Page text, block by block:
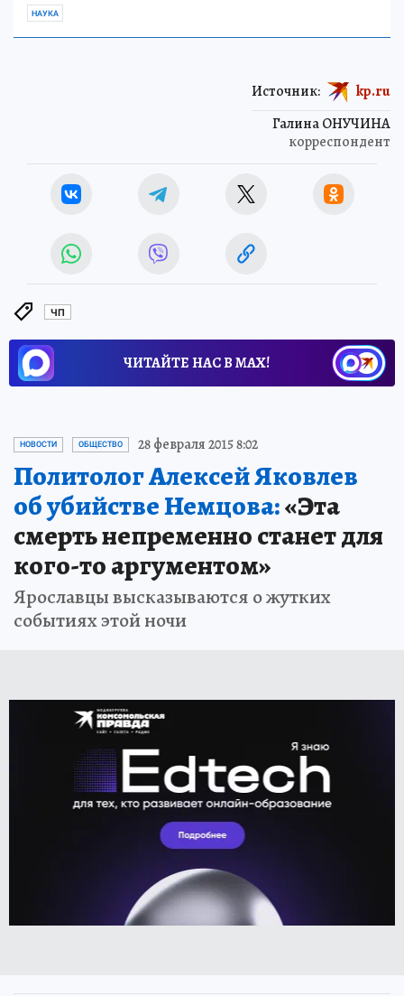
НАУКА
Галина ОНУЧИНА
корреспондент
Источник: kp.ru
ЧП
ЧИТАЙТЕ НАС В МАХ!
НОВОСТИ ОБЩЕСТВО 28 февраля 2015 8:02
Политолог Алексей Яковлев
об убийстве Немцова:«Эта
смерть непременно станет для
кого-то аргументом»
Ярославцы высказываются о жутких
событиях этой ночи